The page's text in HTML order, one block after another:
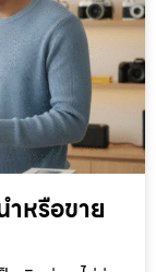
ำหรือขาย